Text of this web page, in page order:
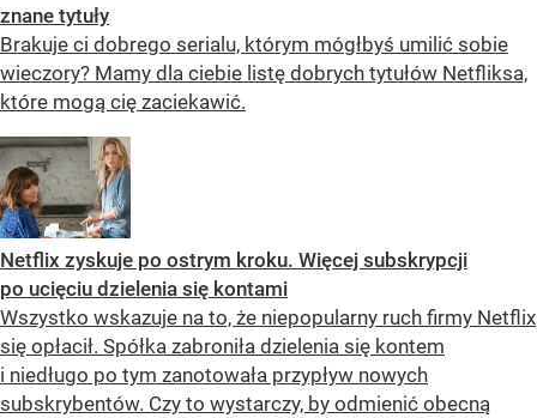
znane tytuły
Brakuje ci dobrego serialu, którym mógłbyś umilić sobie
wieczory? Mamy dla ciebie listę dobrych tytułów Netfliksa,
które mogą cię zaciekawić.
Netflix zyskuje po ostrym kroku. Więcej subskrypcji
po ucięciu dzielenia się kontami
Wszystko wskazuje na to, że niepopularny ruch firmy Netflix
się opłacił. Spółka zabroniła dzielenia się kontem
i niedługo po tym zanotowała przypływ nowych
subskrybentów. Czy to wystarczy, by odmienić obecną